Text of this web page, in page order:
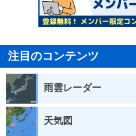
注目のコンテンツ
雨雲レーダー
天気図